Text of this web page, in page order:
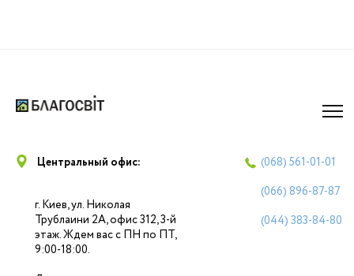
Центральный офис:
г. Киев, ул. Николая
Трублаини 2А, офис 312, 3-й
этаж. Ждем вас с ПН по ПТ,
9:00-18:00.
(068) 561-01-01
(066) 896-87-87
(044) 383-84-80